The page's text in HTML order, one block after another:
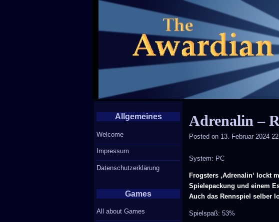
Adrenalin –
Posted on 13. Februar 2024
System: PC
Frogsters ‚Adrenalin‘ lockt
Spielepackung und einem
Auch das Rennspiel selber
Spielspaß: 53%
Allgemeines
Welcome
Impressum
Datenschutzerklärung
Games
All about Games